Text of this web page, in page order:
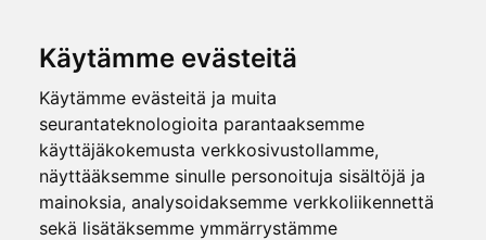
Käytämme evästeitä
Käytämme evästeitä ja muita
seurantateknologioita parantaaksemme
käyttäjäkokemusta verkkosivustollamme,
näyttääksemme sinulle personoituja sisältöjä ja
mainoksia, analysoidaksemme verkkoliikennettä
sekä lisätäksemme ymmärrystämme